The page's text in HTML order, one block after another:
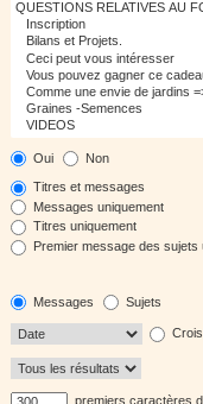
Oui Non
Titres et messages
Messages uniquement
Titres uniquement
Premier message des sujets
Messages Sujets
premiers caractères